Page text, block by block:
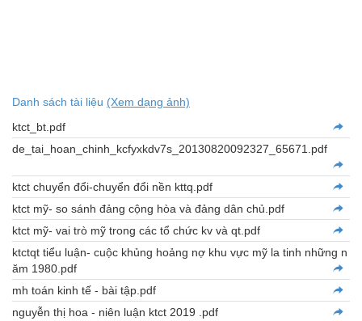
Danh sách tài liệu (Xem dạng ảnh)
ktct_bt.pdf
de_tai_hoan_chinh_kcfyxkdv7s_20130820092327_65671.pdf
ktct chuyển đổi-chuyển đổi nền kttq.pdf
ktct mỹ- so sánh đảng cộng hòa và đảng dân chủ.pdf
ktct mỹ- vai trò mỹ trong các tổ chức kv và qt.pdf
ktctqt tiểu luận- cuộc khủng hoảng nợ khu vực mỹ la tinh những n
ăm 1980.pdf
mh toán kinh tế - bài tập.pdf
nguyễn thị hoa - niên luận ktct 2019 .pdf